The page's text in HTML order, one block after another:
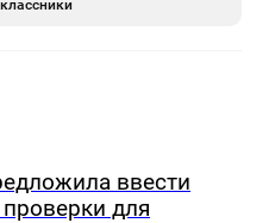
ввести
для